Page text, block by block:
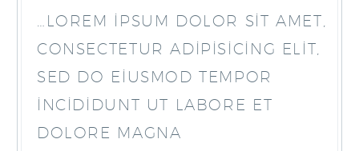
…LOREM IPSUM DOLOR SIT AMET,
CONSECTETUR ADIPISICING ELIT,
SED DO EIUSMOD TEMPOR
INCIDIDUNT UT LABORE ET
DOLORE MAGNA